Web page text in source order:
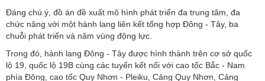
Đáng chú ý, đồ án đề xuất mô hình phát triển đa trung tâm, đa
chức năng với một hành lang liên kết tổng hợp Đông - Tây, ba
chuỗi phát triển và năm vùng động lực.
Trong đó, hành lang Đông - Tây được hình thành trên cơ sở quốc
lộ 19, quốc lộ 19B cùng các tuyến kết nối với cao tốc Bắc - Nam
phía Đông, cao tốc Quy Nhơn - Pleiku, Cảng Quy Nhơn, Cảng